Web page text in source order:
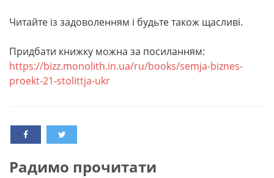
Читайте із задоволенням і будьте також щасливі.
Придбати книжку можна за посиланням:
https://bizz.monolith.in.ua/ru/books/semja-biznes-
proekt-21-stolittja-ukr
Радимо прочитати